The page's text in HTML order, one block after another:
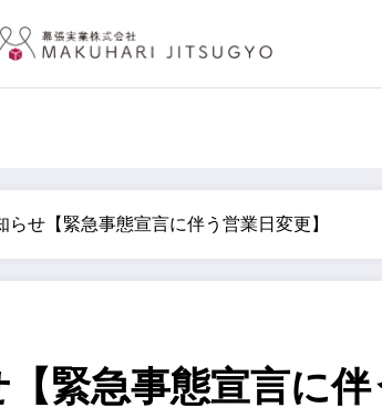
せ【緊急事態宣言に伴う営業日変更】
緊急事態宣言に